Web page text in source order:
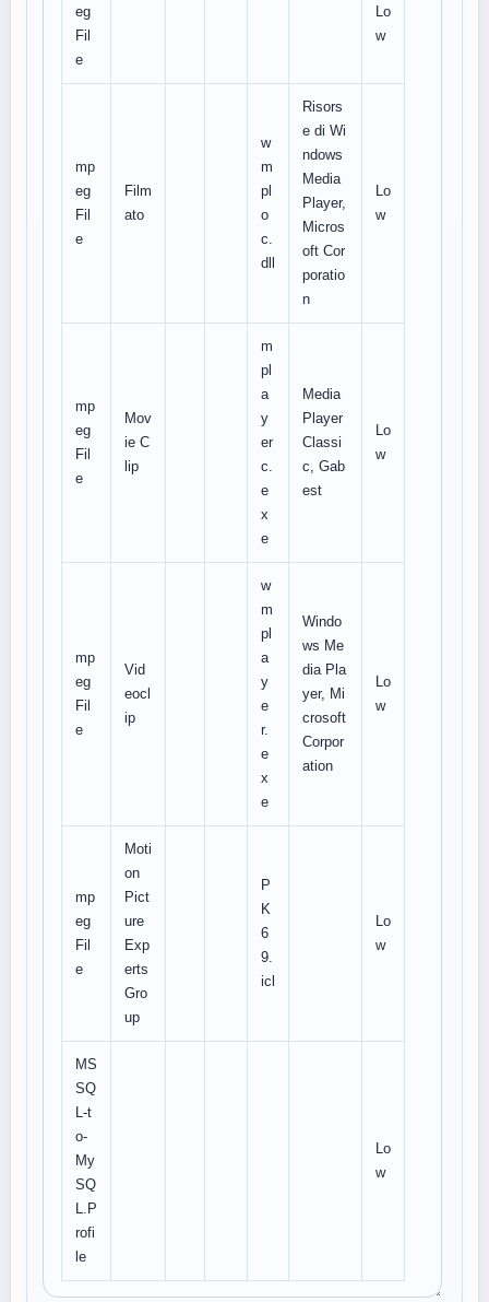
eg
Fil
e
Lo
w
mp
eg
Fil
e
Film
ato
w
m
pl
o
c.
dll
Risors
e di Wi
ndows
Media
Player,
Micros
oft Cor
poratio
n
Lo
w
mp
eg
Fil
e
Mov
ie C
lip
m
pl
a
y
er
c.
e
x
e
Media
Player
Classi
c, Gab
est
Lo
w
mp
eg
Fil
e
Vid
eocl
ip
w
m
pl
a
y
e
r.
e
x
e
Windo
ws Me
dia Pla
yer, Mi
crosoft
Corpor
ation
Lo
w
mp
eg
Fil
e
Moti
on
Pict
ure
Exp
erts
Gro
up
P
K
6
9.
icl
Lo
w
MS
SQ
L-t
o-
My
SQ
L.P
rofi
le
Lo
w